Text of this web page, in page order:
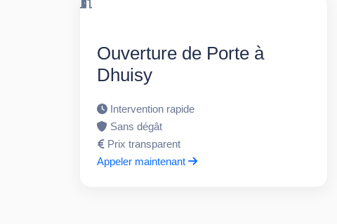
Ouverture de Porte à
Dhuisy
Intervention rapide
Sans dégât
Prix transparent
Appeler maintenant